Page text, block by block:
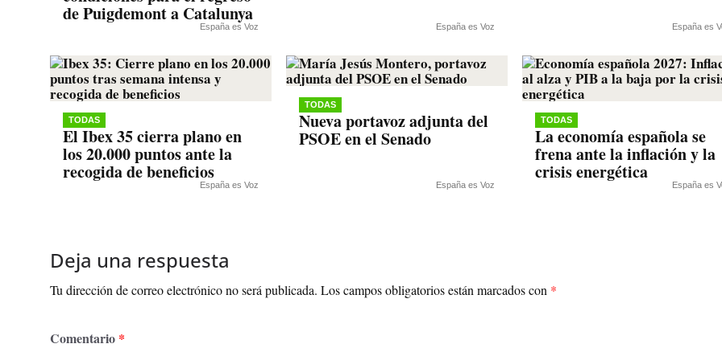
de Puigdemont a Catalunya
España es Voz España es Voz España es
TODAS
El Ibex 35 cierra plano en
los 20.000 puntos ante la
recogida de beneficios
España es Voz
TODAS
Nueva portavoz adjunta del
PSOE en el Senado
España es Voz
TODAS
La economía española se
frena ante la inflación y la
crisis energética
España es
Deja una respuesta
Tu dirección de correo electrónico no será publicada. Los campos obligatorios están marcados con *
Comentario *